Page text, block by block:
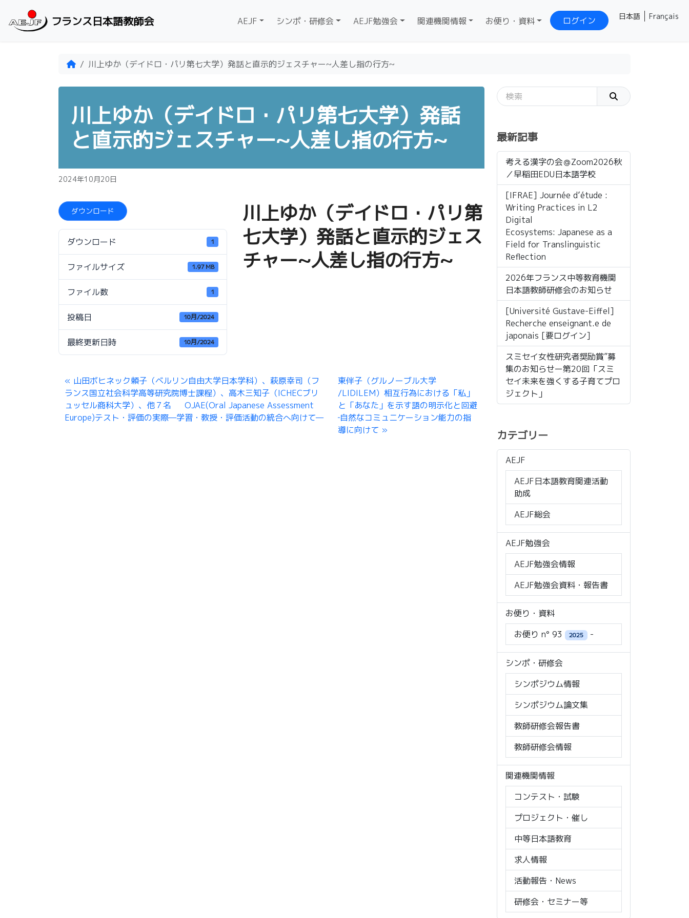
フランス日本語教師会 AEJF シンポ・研修会 AEJF勉強会 関連機関情報 お便り・資料 ログイン Français
日本語
Home川上ゆか（デイドロ・パリ第七大学）発話と直示的ジェスチャー~人差し指の行方~
川上ゆか（デイドロ・パリ第七大学）発話
と直示的ジェスチャー~人差し指の行方~
2024年10月20日
ダウンロード
ダウンロード 1
ファイルサイズ 1.97 MB
ファイル数 1
投稿日 10月/2024
最終更新日時 10月/2024
川上ゆか（デイドロ・パリ第
七大学）発話と直示的ジェス
チャー~人差し指の行方~
山田ボヒネック頼子（ベルリン自由大学日本学科）、萩原幸司（フ
ランス国立社会科学高等研究院博士課程）、高木三知子（ICHECブリ
ュッセル商科大学）、他７名 OJAE(Oral Japanese Assessment
Europe)テスト・評価の実際—学習・教授・評価活動の統合へ向けて—
東伴子（グルノーブル大学
/LIDILEM）相互行為における「私」
と「あなた」を示す語の明示化と回避
‐自然なコミュニケーション能力の指
導に向けて
最新記事
考える漢字の会＠Zoom2026秋
／早稲田EDU日本語学校
[IFRAE] Journée d’étude :
Writing Practices in L2
Digital
Ecosystems: Japanese as a
Field for Translinguistic
Reflection
2026年フランス中等教育機関
日本語教師研修会のお知らせ
[Université Gustave-Eiffel]
Recherche enseignant.e de
japonais [要ログイン]
スミセイ女性研究者奨励賞”募
集のお知らせー第20回「スミ
セイ未来を強くする子育てプロ
ジェクト」
カテゴリー
AEJF
AEJF日本語教育関連活動
助成
AEJF総会
AEJF勉強会
AEJF勉強会情報
AEJF勉強会資料・報告書
お便り・資料
お便り n° 93
2025 -
シンポ・研修会
シンポジウム情報
シンポジウム論文集
教師研修会報告書
教師研修会情報
関連機関情報
コンテスト・試験
プロジェクト・催し
中等日本語教育
求人情報
活動報告・News
研修会・セミナー等